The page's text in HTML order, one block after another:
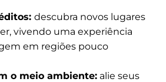
descubra novos lugares
vivendo uma experiência
em regiões pouco
o meio ambiente: alie seus